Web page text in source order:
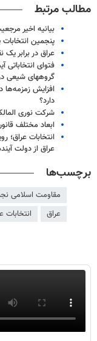
مطالب مرتبط
بیانیه اخیر
پنجمین انتخابات
عراق در برابر
فتوای
گروههای شیعی
افزایش زمزمه‌ها
دارد؟
شرکت نوری
ابعاد مختلف
انتخابات عراق؛
عراق از دولت
برچسب‌ها
مقاومت اسلامی
عراق
انتخابات